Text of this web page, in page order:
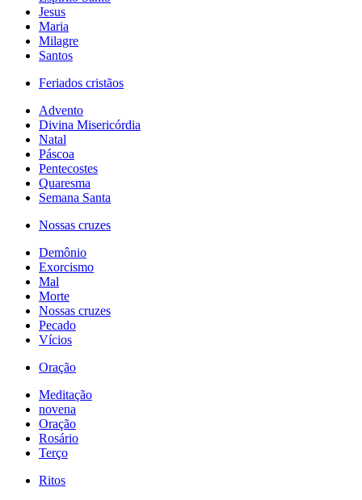
Jesus
Maria
Milagre
Santos
Feriados cristãos
Advento
Divina Misericórdia
Natal
Páscoa
Pentecostes
Quaresma
Semana Santa
Nossas cruzes
Demônio
Exorcismo
Mal
Morte
Nossas cruzes
Pecado
Vícios
Oração
Meditação
novena
Oração
Rosário
Terço
Ritos